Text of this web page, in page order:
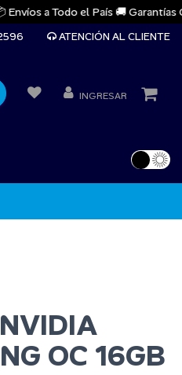
a Todo el País 🚚 Garantías
ATENCIÓN AL CLIENTE
INGRESAR
OC 16GB